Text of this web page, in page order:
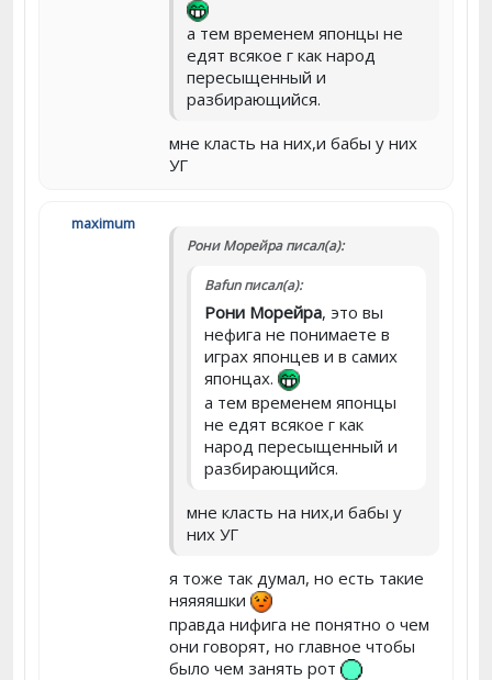
а тем временем японцы не
едят всякое г как народ
пересыщенный и
разбирающийся.
мне класть на них,и бабы у них
УГ
maximum
Рони Морейра писал(а):
Bafun писал(а):
Рони Морейра, это вы
нефига не понимаете в
играх японцев и в самих
японцах.
а тем временем японцы
не едят всякое г как
народ пересыщенный и
разбирающийся.
мне класть на них,и бабы у
них УГ
я тоже так думал, но есть такие
няяяяшки
правда нифига не понятно о чем
они говорят, но главное чтобы
было чем занять рот